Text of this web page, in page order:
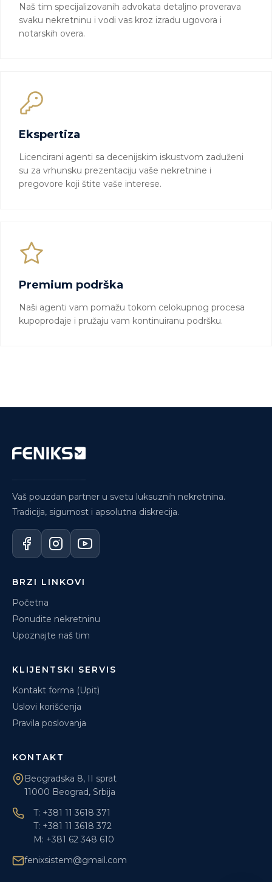
Naš tim specijalizovanih advokata detaljno proverava
svaku nekretninu i vodi vas kroz izradu ugovora i
notarskih overa.
Ekspertiza
Licencirani agenti sa decenijskim iskustvom zaduženi
su za vrhunsku prezentaciju vaše nekretnine i
pregovore koji štite vaše interese.
Premium podrška
Naši agenti vam pomažu tokom celokupnog procesa
kupoprodaje i pružaju vam kontinuiranu podršku.
Vaš pouzdan partner u svetu luksuznih nekretnina.
Tradicija, sigurnost i apsolutna diskrecija.
BRZI LINKOVI
Početna
Ponudite nekretninu
Upoznajte naš tim
KLIJENTSKI SERVIS
Kontakt forma (Upit)
Uslovi korišćenja
Pravila poslovanja
KONTAKT
Beogradska 8, II sprat
11000 Beograd, Srbija
T: +381 11 3618 371
T: +381 11 3618 372
M: +381 62 348 610
fenixsistem@gmail.com